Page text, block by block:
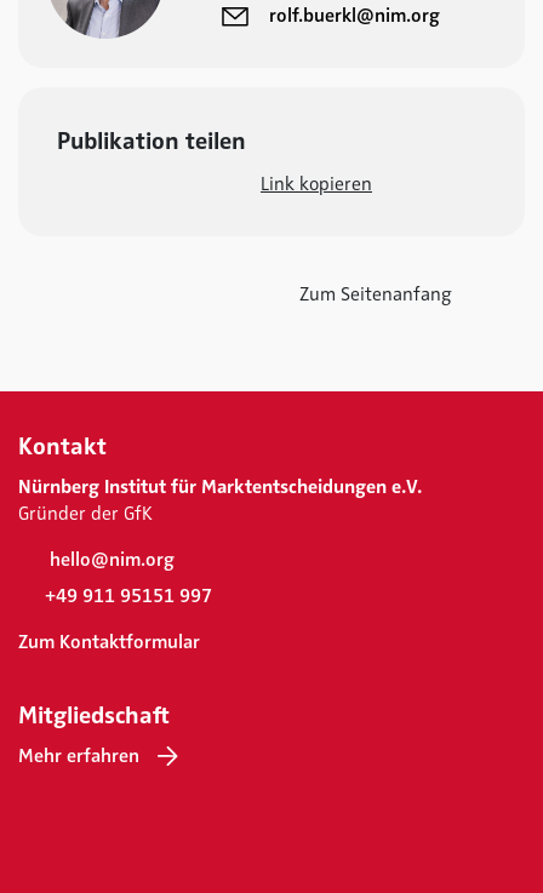
rolf.buerkl@nim.org
Publikation teilen
Link kopieren
Zum Seitenanfang
Kontakt
Nürnberg Institut für Marktentscheidungen e.V.
Gründer der GfK
hello@nim.org
+49 911 95151 997
Zum Kontaktformular
Mitgliedschaft
Mehr erfahren